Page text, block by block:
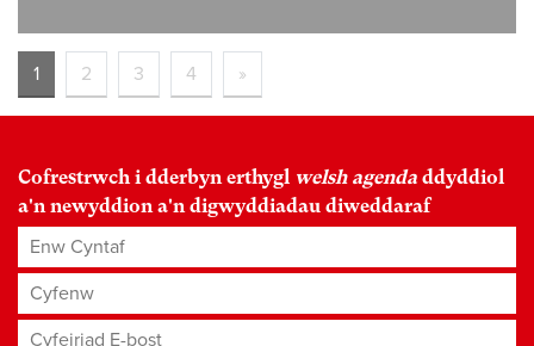
1 2 3 4 »
Cofrestrwch i dderbyn erthygl welsh agenda ddyddiol
a'n newyddion a'n digwyddiadau diweddaraf
Enw Cyntaf
Cyfenw
Cyfeiriad E-bost*